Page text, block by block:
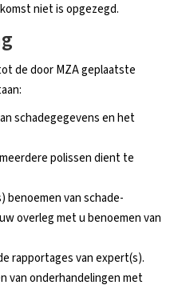
niet is opgezegd.
de door MZA geplaatste
schadegegevens en het
polissen dient te
benoemen van schade-
overleg met u benoemen van
rapportages van expert(s).
van onderhandelingen met